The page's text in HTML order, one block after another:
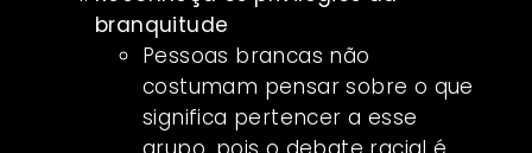
branquitude
Pessoas brancas não
costumam pensar sobre o que
significa pertencer a esse